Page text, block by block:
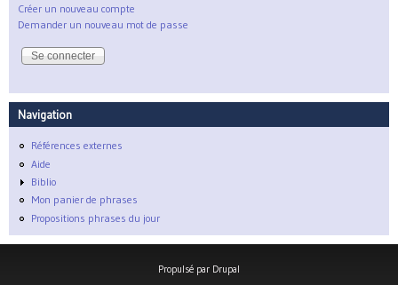
Créer un nouveau compte
Demander un nouveau mot de passe
Navigation
Références externes
Aide
Biblio
Mon panier de phrases
Propositions phrases du jour
Propulsé par Drupal